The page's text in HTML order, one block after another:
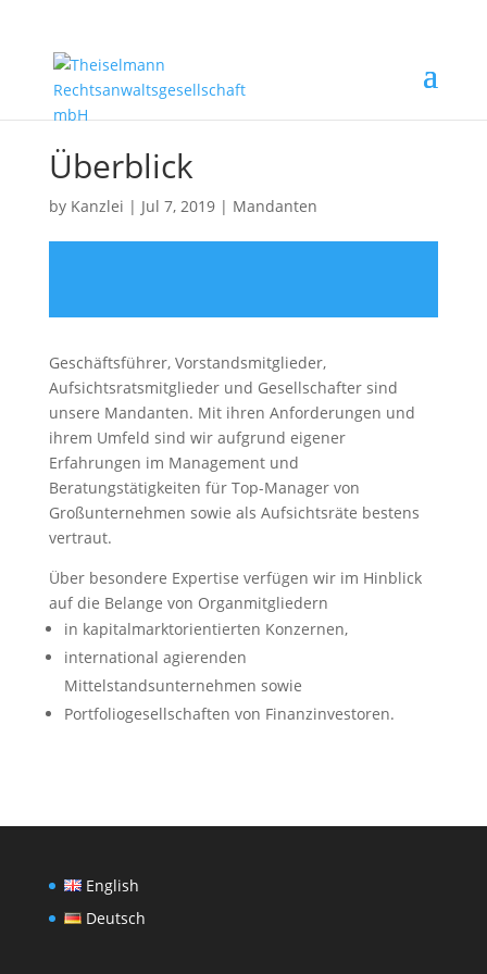
Überblick
by Kanzlei | Jul 7, 2019| Mandanten
Geschäftsführer, Vorstandsmitglieder,
Aufsichtsratsmitglieder und Gesellschafter sind
unsere Mandanten. Mit ihren Anforderungen und
ihrem Umfeld sind wir aufgrund eigener
Erfahrungen im Management und
Beratungstätigkeiten für Top-Manager von
Großunternehmen sowie als Aufsichtsräte bestens
vertraut.
Über besondere Expertise verfügen wir im Hinblick
auf die Belange von Organmitgliedern
in kapitalmarktorientierten Konzernen,
international agierenden
Mittelstandsunternehmen sowie
Portfoliogesellschaften von Finanzinvestoren.
English
Deutsch